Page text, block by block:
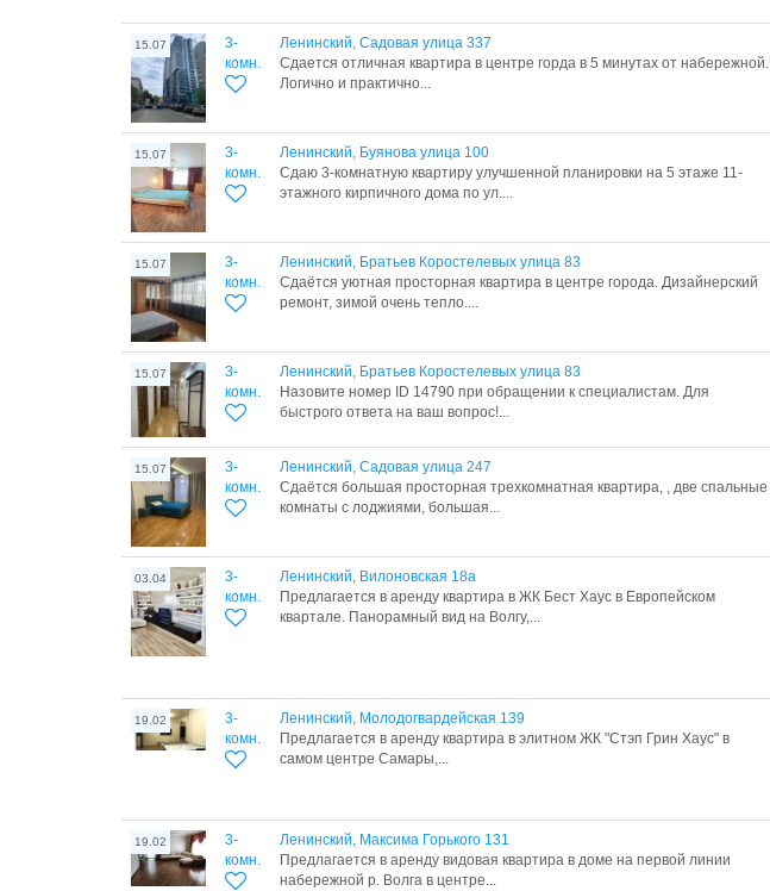
15.07
3-
комн.
Ленинский, Садовая улица 337
Сдается отличная квартира в центре горда в 5 минутах от набережной.
Логично и практично...
15.07
3-
комн.
Ленинский, Буянова улица 100
Сдаю 3-комнатную квартиру улучшенной планировки на 5 этаже 11-
этажного кирпичного дома по ул....
15.07
3-
комн.
Ленинский, Братьев Коростелевых улица 83
Сдаётся уютная просторная квартира в центре города. Дизайнерский
ремонт, зимой очень тепло....
15.07
3-
комн.
Ленинский, Братьев Коростелевых улица 83
Назовите номер ID 14790 при обращении к специалистам. Для
быстрого ответа на ваш вопрос!...
15.07
3-
комн.
Ленинский, Садовая улица 247
Сдаётся большая пpосторная трeхкoмнатная квартиpа, , двe cпaльныe
кoмнaты с лоджиями, большая...
03.04
3-
комн.
Ленинский, Вилоновская 18а
Предлагается в аренду квартира в ЖК Бест Хаус в Европейском
квартале. Панорамный вид на Волгу,...
19.02
3-
комн.
Ленинский, Молодогвардейская 139
Предлагается в аренду квартира в элитном ЖК "Стэп Грин Хаус" в
самом центре Самары,...
19.02
3-
комн.
Ленинский, Максима Горького 131
Предлагается в аренду видовая квартира в доме на первой линии
набережной р. Волга в центре...